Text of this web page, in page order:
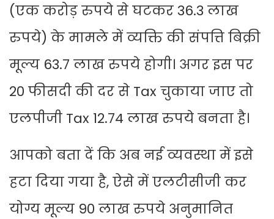
(एक करोड़ रुपये से घटकर 36.3 लाख
रुपये) के मामले में व्यक्ति की संपत्ति बिक्री
मूल्य 63.7 लाख रुपये होगी। अगर इस पर
20 फीसदी की दर से Tax चुकाया जाए तो
एलपीजी Tax 12.74 लाख रुपये बनता है।
आपको बता दें कि अब नई व्यवस्था में इसे
हटा दिया गया है, ऐसे में एलटीसीजी कर
योग्य मूल्य 90 लाख रुपये अनुमानित